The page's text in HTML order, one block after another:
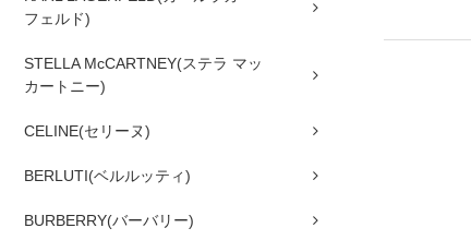
フェルド)
STELLA McCARTNEY(ステラ マッ
カートニー)
CELINE(セリーヌ)
BERLUTI(ベルルッティ)
BURBERRY(バーバリー)